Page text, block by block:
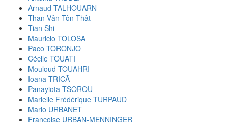
Arnaud TALHOUARN
Than-Vân Tôn-Thât
Tian Shi
Mauricio TOLOSA
Paco TORONJO
Cécile TOUATI
Mouloud TOUAHRI
Ioana TRICĂ
Panayiota TSOROU
Marielle Frédérique TURPAUD
Mario URBANET
Françoise URBAN-MENNINGER